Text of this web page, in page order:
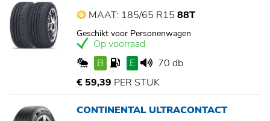
MAAT: 185/65 R15 88T
Geschikt voor Personenwagen
Op voorraad
B
E
70 db
€ 59,39 PER STUK
CONTINENTAL ULTRACONTACT